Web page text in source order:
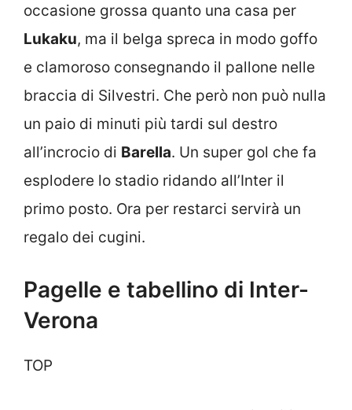
occasione grossa quanto una casa per
Lukaku, ma il belga spreca in modo goffo
e clamoroso consegnando il pallone nelle
braccia di Silvestri. Che però non può nulla
un paio di minuti più tardi sul destro
all’incrocio di Barella. Un super gol che fa
esplodere lo stadio ridando all’Inter il
primo posto. Ora per restarci servirà un
regalo dei cugini.
Pagelle e tabellino di Inter-
Verona
TOP